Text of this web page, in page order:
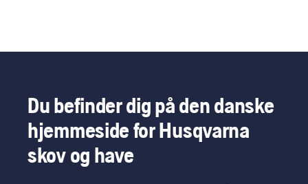
Du befinder dig på den danske
hjemmeside for Husqvarna
skov og have